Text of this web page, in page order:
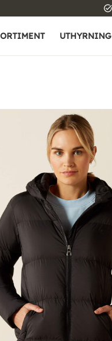
task_alt
UTHYRNING